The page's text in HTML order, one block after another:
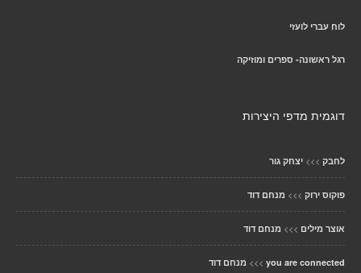
לוח עברי לועזי
רגל ראשונה- ספרים ומוזיקה
דוגמית מדפי היצירות
לחבק >>> יצחק גור
פוקוס ירוק >>> מנחם דוד
אוצר מילים >>> מנחם דוד
you are connected
>>> מנחם דוד